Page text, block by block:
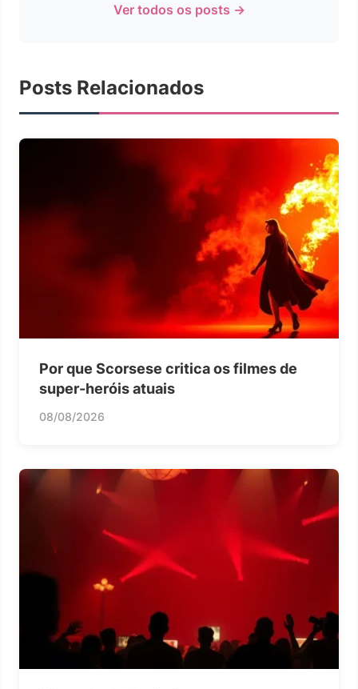
Ver todos os posts →
Posts Relacionados
Por que Scorsese critica os filmes de
super-heróis atuais
08/08/2026